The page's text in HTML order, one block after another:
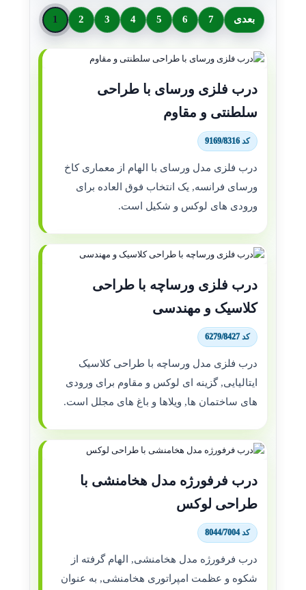
1 2 3 4 5 6 7 بعدی
درب فلزی ورسای با طراحی
سلطنتی و مقاوم
کد 9169/8316
درب فلزی مدل ورسای با الهام از معماری کاخ
ورسای فرانسه, یک انتخاب فوق العاده برای
ورودی های لوکس و شکیل است.
درب فلزی ورساچه با طراحی
کلاسیک و مهندسی
کد 6279/8427
درب فلزی مدل ورساچه با طراحی کلاسیک
ایتالیایی, گزینه ای لوکس و مقاوم برای ورودی
های ساختمان ها, ویلاها و باغ های مجلل است.
درب فرفورژه مدل هخامنشی با
طراحی لوکس
کد 8044/7004
درب فرفورژه مدل هخامنشی, الهام گرفته از
شکوه و عظمت امپراتوری هخامنشی, به عنوان